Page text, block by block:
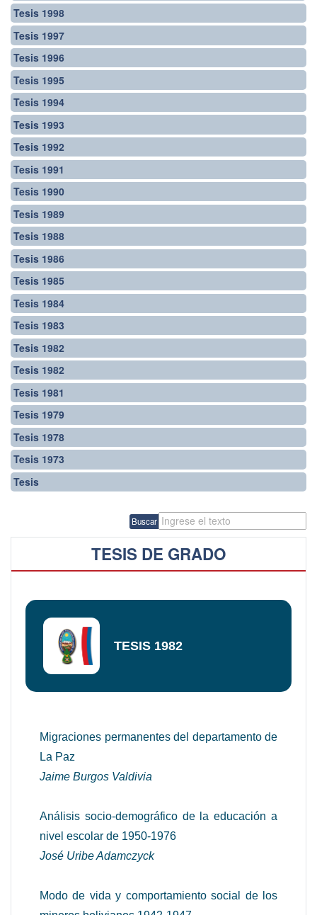
Tesis 1998
Tesis 1997
Tesis 1996
Tesis 1995
Tesis 1994
Tesis 1993
Tesis 1992
Tesis 1991
Tesis 1990
Tesis 1989
Tesis 1988
Tesis 1986
Tesis 1985
Tesis 1984
Tesis 1983
Tesis 1982
Tesis 1982
Tesis 1981
Tesis 1979
Tesis 1978
Tesis 1973
Tesis
Buscar
TESIS DE GRADO
TESIS 1982
Migraciones permanentes del departamento de
La Paz
Jaime Burgos Valdivia
Análisis socio-demográfico de la educación a
nivel escolar de 1950-1976
José Uribe Adamczyck
Modo de vida y comportamiento social de los